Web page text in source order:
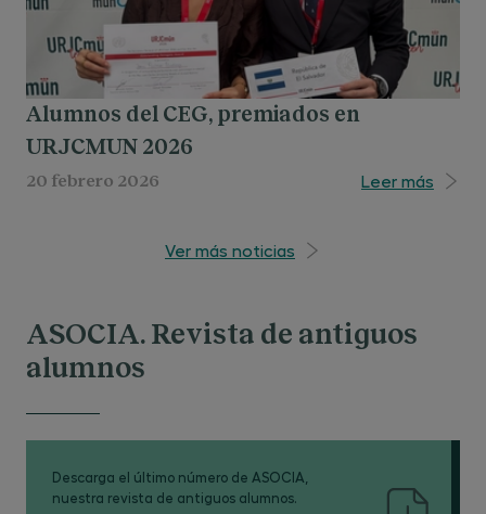
Alumnos del CEG, premiados en
URJCMUN 2026
20 febrero 2026 Leer más
Ver más noticias
ASOCIA. Revista de antiguos
alumnos
Descarga el último número de ASOCIA,
nuestra revista de antiguos alumnos.